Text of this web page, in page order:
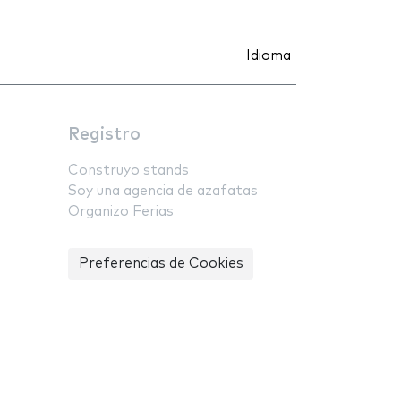
Idioma
Registro
Construyo stands
Soy una agencia de azafatas
Organizo Ferias
Preferencias de Cookies